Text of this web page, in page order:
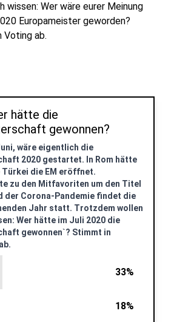
wissen: Wer wäre eurer Meinung
Europameister geworden?
Voting ab.
hätte die
gewonnen?
wäre eigentlich die
2020 gestartet. In Rom hätte
Türkei die EM eröffnet.
zu den Mitfavoriten um den Titel
der Corona-Pandemie findet die
Jahr statt. Trotzdem wollen
Wer hätte im Juli 2020 die
gewonnen`? Stimmt in
33%
18%